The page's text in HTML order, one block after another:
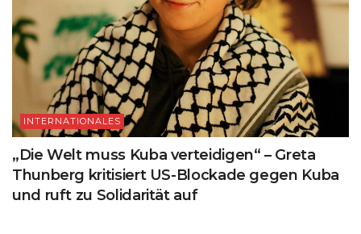
INTERNATIONALES
„Die Welt muss Kuba verteidigen“ – Greta
Thunberg kritisiert US-Blockade gegen Kuba
und ruft zu Solidarität auf